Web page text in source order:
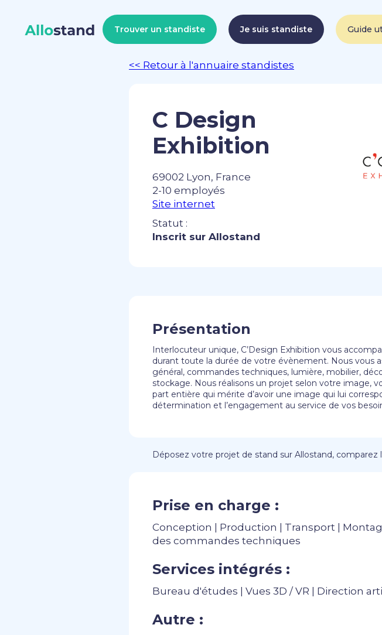
Trouver un standiste Je suis standiste Guide
<< Retour à l'annuaire standistes
C Design
Exhibition
69002 Lyon, France
2-10 employés
Site internet
Statut :
Inscrit sur Allostand
Présentation
Interlocuteur unique, C’Design Exhibition vous
durant toute la durée de votre évènement. Nous vous
général, commandes techniques, lumière, mobilier,
stockage. Nous réalisons un projet selon votre image,
part entière qui mérite d’avoir une image qui lui
détermination et l’engagement au service de vos
Déposez votre projet de stand sur Allostand,
Prise en charge :
Conception | Production | Transport |
des commandes techniques
Services intégrés :
Bureau d'études | Vues 3D / VR | Direction
Autre :